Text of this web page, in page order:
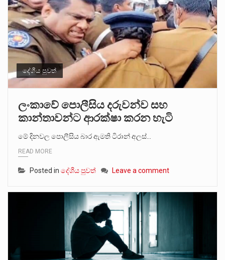
දේශීය පුවත්
ලංකාවේ පොලීසිය දරුවන්ව සහ
කාන්තාවන්ට ආරක්ෂා කරන හැටි
මේ දිනවල පොලීසිය බාර ඇමති ටිරාන් අලස්…
READ MORE
Posted in දේශීය පුවත් Leave a comment